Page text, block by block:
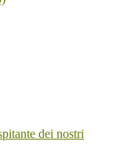
dei nostri